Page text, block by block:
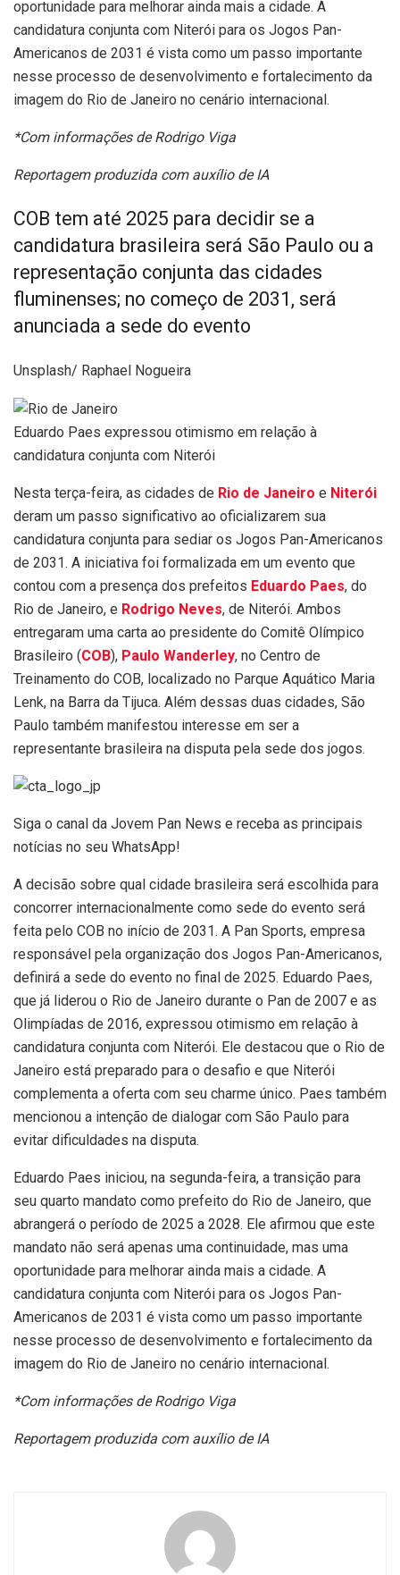
oportunidade para melhorar ainda mais a cidade. A
candidatura conjunta com Niterói para os Jogos Pan-
Americanos de 2031 é vista como um passo importante
nesse processo de desenvolvimento e fortalecimento da
imagem do Rio de Janeiro no cenário internacional.
*Com informações de Rodrigo Viga
Reportagem produzida com auxílio de IA
COB tem até 2025 para decidir se a
candidatura brasileira será São Paulo ou a
representação conjunta das cidades
fluminenses; no começo de 2031, será
anunciada a sede do evento
Unsplash/ Raphael Nogueira
Eduardo Paes expressou otimismo em relação à
candidatura conjunta com Niterói
Nesta terça-feira, as cidades de Rio de Janeiro e Niterói
deram um passo significativo ao oficializarem sua
candidatura conjunta para sediar os Jogos Pan-Americanos
de 2031. A iniciativa foi formalizada em um evento que
contou com a presença dos prefeitos Eduardo Paes, do
Rio de Janeiro, e Rodrigo Neves, de Niterói. Ambos
entregaram uma carta ao presidente do Comitê Olímpico
Brasileiro (COB), Paulo Wanderley, no Centro de
Treinamento do COB, localizado no Parque Aquático Maria
Lenk, na Barra da Tijuca. Além dessas duas cidades, São
Paulo também manifestou interesse em ser a
representante brasileira na disputa pela sede dos jogos.
Siga o canal da Jovem Pan News e receba as principais
notícias no seu WhatsApp!
A decisão sobre qual cidade brasileira será escolhida para
concorrer internacionalmente como sede do evento será
feita pelo COB no início de 2031. A Pan Sports, empresa
responsável pela organização dos Jogos Pan-Americanos,
definirá a sede do evento no final de 2025. Eduardo Paes,
que já liderou o Rio de Janeiro durante o Pan de 2007 e as
Olimpíadas de 2016, expressou otimismo em relação à
candidatura conjunta com Niterói. Ele destacou que o Rio de
Janeiro está preparado para o desafio e que Niterói
complementa a oferta com seu charme único. Paes também
mencionou a intenção de dialogar com São Paulo para
evitar dificuldades na disputa.
Eduardo Paes iniciou, na segunda-feira, a transição para
seu quarto mandato como prefeito do Rio de Janeiro, que
abrangerá o período de 2025 a 2028. Ele afirmou que este
mandato não será apenas uma continuidade, mas uma
oportunidade para melhorar ainda mais a cidade. A
candidatura conjunta com Niterói para os Jogos Pan-
Americanos de 2031 é vista como um passo importante
nesse processo de desenvolvimento e fortalecimento da
imagem do Rio de Janeiro no cenário internacional.
*Com informações de Rodrigo Viga
Reportagem produzida com auxílio de IA